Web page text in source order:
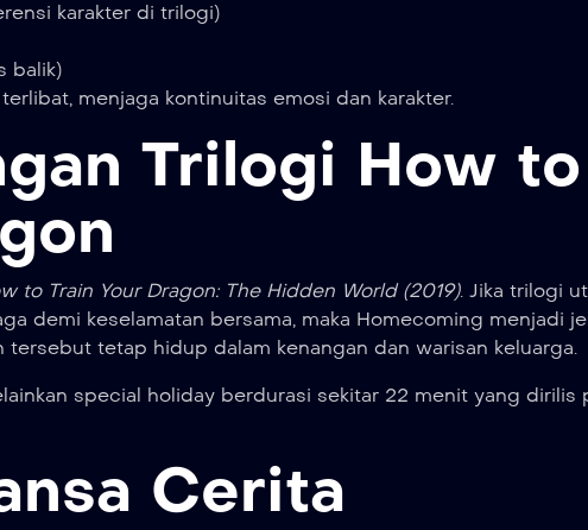
karakter di trilogi)
balik)
menjaga kontinuitas emosi dan karakter.
Trilogi How to
to Train Your Dragon: The Hidden World (2019). Jika trilogi
demi keselamatan bersama, maka Homecoming menjadi
tetap hidup dalam kenangan dan warisan keluarga.
special holiday berdurasi sekitar 22 menit yang dirilis
Cerita